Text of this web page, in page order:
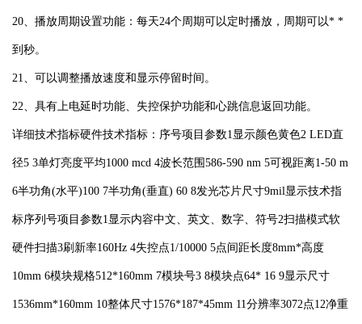
20、播放周期设置功能：每天24个周期可以定时播放，周期可以* *
到秒。
21、可以调整播放速度和显示停留时间。
22、具有上电延时功能、失控保护功能和心跳信息返回功能。
详细技术指标硬件技术指标：序号项目参数1显示颜色黄色2 LED直
径5 3单灯亮度平均1000 mcd 4波长范围586-590 nm 5可视距离1-50 m
6半功角(水平)100 7半功角(垂直) 60 8发光芯片尺寸9mil显示技术指
标序列号项目参数1显示内容中文、英文、数字、符号2扫描模式软
硬件扫描3刷新率160Hz 4失控点1/10000 5点间距长度8mm*高度
10mm 6模块规格512*160mm 7模块号3 8模块点64* 16 9显示尺寸
1536mm*160mm 10整体尺寸1576*187*45mm 11分辨率3072点12净重